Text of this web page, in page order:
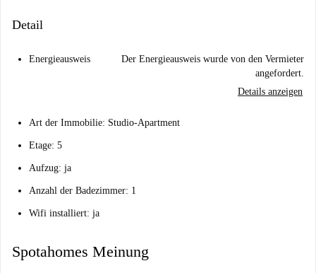
Detail
Energieausweis
Der Energieausweis wurde von den Vermieter
angefordert.
Details anzeigen
Art der Immobilie: Studio-Apartment
Etage: 5
Aufzug: ja
Anzahl der Badezimmer: 1
Wifi installiert: ja
Spotahomes Meinung